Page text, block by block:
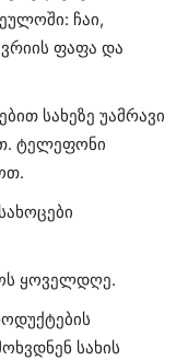
ჩაი,
ფაფა და
სახეზე უამრავი
ტელეფონი
ყოველდღე.
სახის